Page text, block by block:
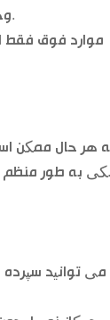
وجود دارد. در حالی که این تعداد کمی پایین تر از حد متوسط, بهترین اینترنتی بریتانیا شکافها توپی.
موارد فوق فقط
هر حال ممکن
به طور منظم
توانید